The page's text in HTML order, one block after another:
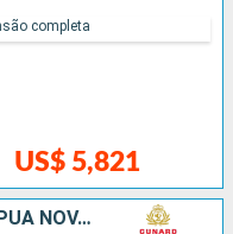
US$ 5,821
completa
SINGAPURA, CHINA, JAPÃO, PAPUA NOVA GUINÉ, AUSTRÁLIA